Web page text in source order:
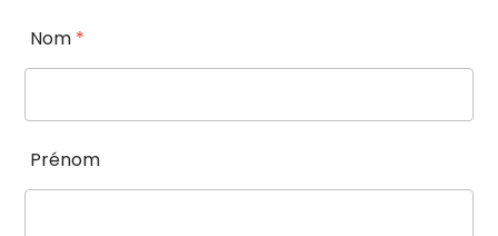
Nom *
Prénom